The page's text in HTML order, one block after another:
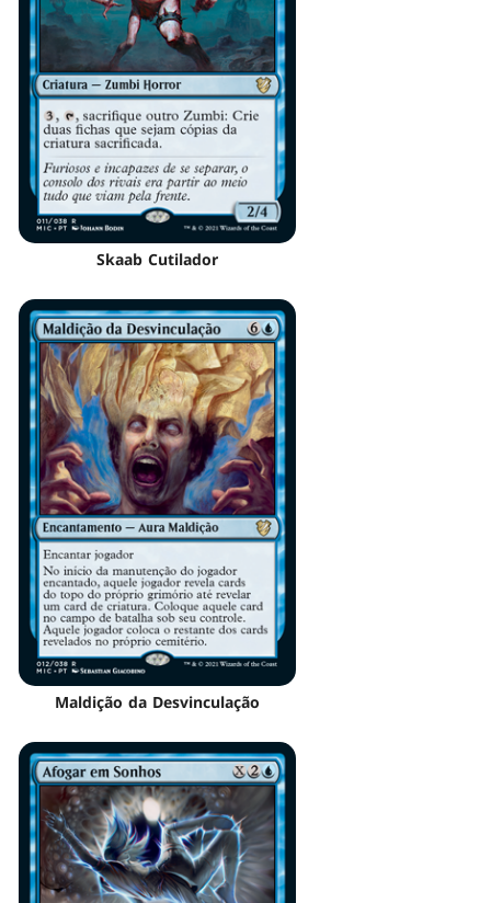
Skaab Cutilador
Maldição da Desvinculação